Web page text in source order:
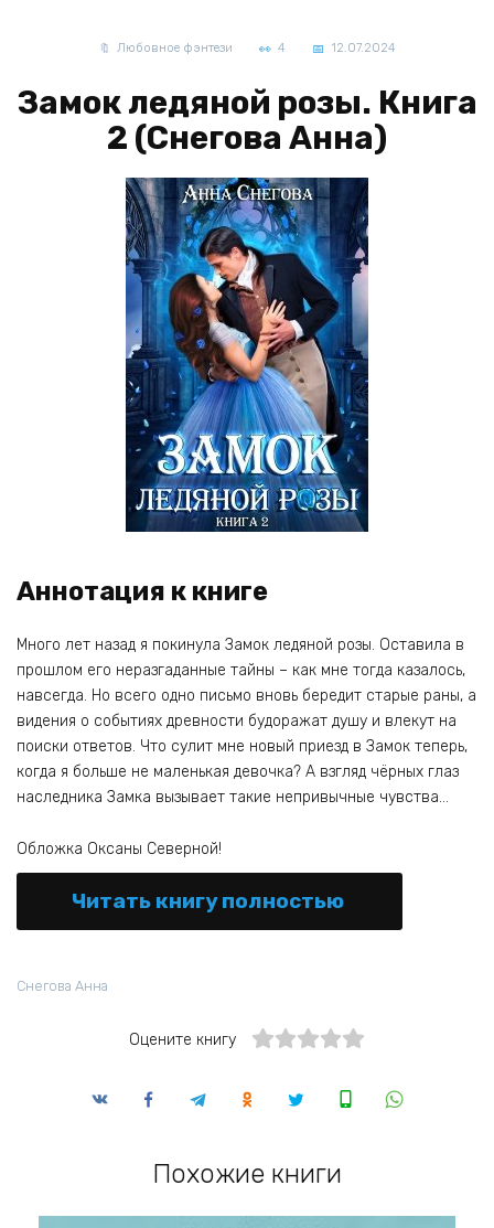
Любовное фэнтези 4 12.07.2024
Замок ледяной розы. Книга
2 (Снегова Анна)
Аннотация к книге
Много лет назад я покинула Замок ледяной розы. Оставила в
прошлом его неразгаданные тайны – как мне тогда казалось,
навсегда. Но всего одно письмо вновь бередит старые раны, а
видения о событиях древности будоражат душу и влекут на
поиски ответов. Что сулит мне новый приезд в Замок теперь,
когда я больше не маленькая девочка? А взгляд чёрных глаз
наследника Замка вызывает такие непривычные чувства…
Обложка Оксаны Северной!
Читать книгу полностью
Снегова Анна
Оцените книгу
Похожие книги